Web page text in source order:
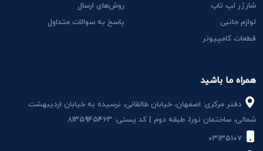
همراه ما باشید
دفتر مرکزی: اصفهان، خیابان طالقانی، نرسیده به خیابان اردیبهشت
شمالی، ساختمان نور1، طبقه دوم | کد پستی: 8135945463
شارژر لپ تاپ
لوازم جانبی
قطعات کامپیوتر
روش‌های ارسال
پاسخ به سوالات متداول